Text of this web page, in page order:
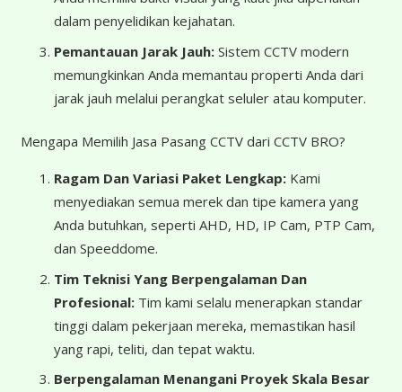
dalam penyelidikan kejahatan.
Pemantauan Jarak Jauh: Sistem CCTV modern
memungkinkan Anda memantau properti Anda dari
jarak jauh melalui perangkat seluler atau komputer.
Mengapa Memilih Jasa Pasang CCTV dari CCTV BRO?
Ragam Dan Variasi Paket Lengkap: Kami
menyediakan semua merek dan tipe kamera yang
Anda butuhkan, seperti AHD, HD, IP Cam, PTP Cam,
dan Speeddome.
Tim Teknisi Yang Berpengalaman Dan
Profesional: Tim kami selalu menerapkan standar
tinggi dalam pekerjaan mereka, memastikan hasil
yang rapi, teliti, dan tepat waktu.
Berpengalaman Menangani Proyek Skala Besar